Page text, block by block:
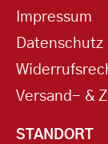
Impressum
Datenschutz
Versand- &
STANDORT